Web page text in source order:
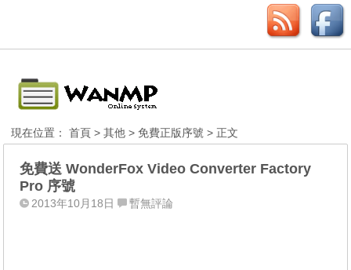
現在位置：首頁 >其他 >免費正版序號 > 正文
免費送 WonderFox Video Converter Factory
Pro 序號
2013年10月18日 暫無評論